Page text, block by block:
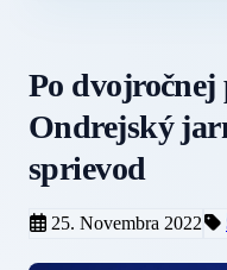
Po dvojročnej
Ondrejský
sprievod
25. Novembra 2022